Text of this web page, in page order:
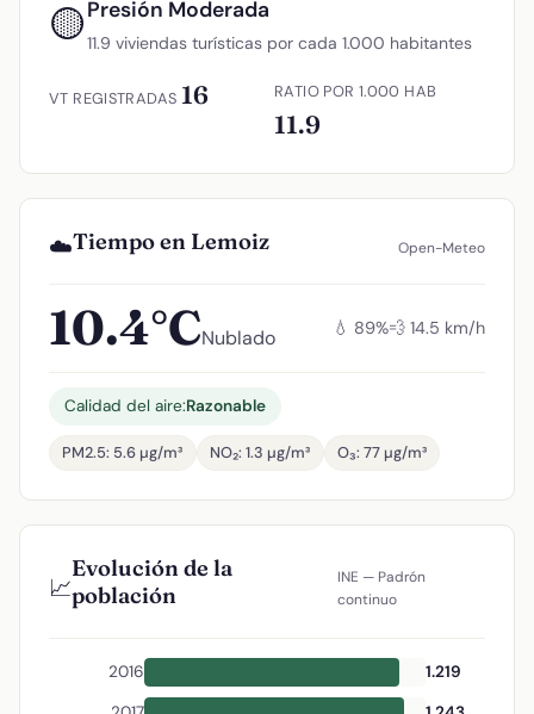
🟡Presión Moderada
11.9 viviendas turísticas por cada 1.000 habitantes
VT REGISTRADAS 16 RATIO POR 1.000 HAB
11.9
☁️Tiempo en Lemoiz Open-Meteo
10.4°CNublado 💧 89%💨 14.5 km/h
Calidad del aire:Razonable
PM2.5: 5.6 µg/m³ NO₂: 1.3 µg/m³ O₃: 77 µg/m³
📈
Evolución de la
población
INE — Padrón
continuo
2016
1.219